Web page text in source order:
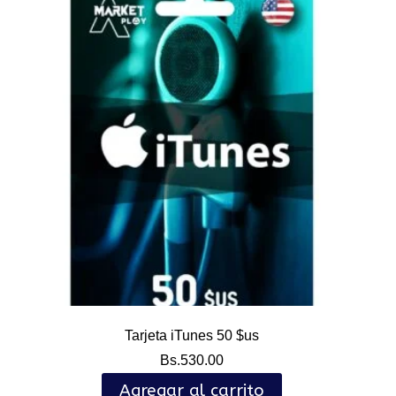
Tarjeta iTunes 50 $us
Bs.530.00
Agregar al carrito